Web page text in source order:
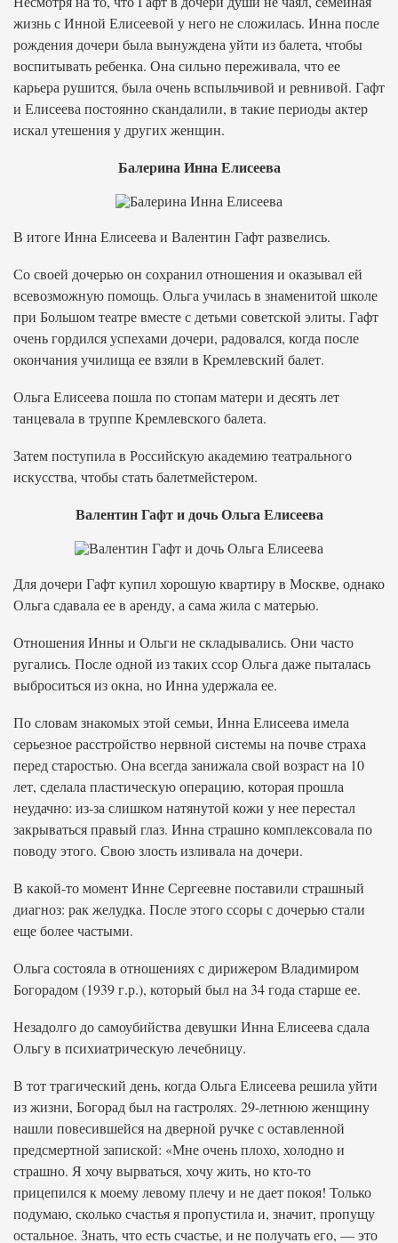
жизнь с Инной Елисеевой у него не сложилась. Инна после
рождения дочери была вынуждена уйти из балета, чтобы
воспитывать ребенка. Она сильно переживала, что ее
карьера рушится, была очень вспыльчивой и ревнивой. Гафт
и Елисеева постоянно скандалили, в такие периоды актер
искал утешения у других женщин.
Балерина Инна Елисеева
В итоге Инна Елисеева и Валентин Гафт развелись.
Со своей дочерью он сохранил отношения и оказывал ей
всевозможную помощь. Ольга училась в знаменитой школе
при Большом театре вместе с детьми советской элиты. Гафт
очень гордился успехами дочери, радовался, когда после
окончания училища ее взяли в Кремлевский балет.
Ольга Елисеева пошла по стопам матери и десять лет
танцевала в труппе Кремлевского балета.
Затем поступила в Российскую академию театрального
искусства, чтобы стать балетмейстером.
Валентин Гафт и дочь Ольга Елисеева
Для дочери Гафт купил хорошую квартиру в Москве, однако
Ольга сдавала ее в аренду, а сама жила с матерью.
Отношения Инны и Ольги не складывались. Они часто
ругались. После одной из таких ссор Ольга даже пыталась
выброситься из окна, но Инна удержала ее.
По словам знакомых этой семьи, Инна Елисеева имела
серьезное расстройство нервной системы на почве страха
перед старостью. Она всегда занижала свой возраст на 10
лет, сделала пластическую операцию, которая прошла
неудачно: из-за слишком натянутой кожи у нее перестал
закрываться правый глаз. Инна страшно комплексовала по
поводу этого. Свою злость изливала на дочери.
В какой-то момент Инне Сергеевне поставили страшный
диагноз: рак желудка. После этого ссоры с дочерью стали
еще более частыми.
Ольга состояла в отношениях с дирижером Владимиром
Богорадом (1939 г.р.), который был на 34 года старше ее.
Незадолго до самоубийства девушки Инна Елисеева сдала
Ольгу в психиатрическую лечебницу.
В тот трагический день, когда Ольга Елисеева решила уйти
из жизни, Богорад был на гастролях. 29-летнюю женщину
нашли повесившейся на дверной ручке с оставленной
предсмертной запиской: «Мне очень плохо, холодно и
страшно. Я хочу вырваться, хочу жить, но кто-то
прицепился к моему левому плечу и не дает покоя! Только
подумаю, сколько счастья я пропустила и, значит, пропущу
остальное. Знать, что есть счастье, и не получать его, — это